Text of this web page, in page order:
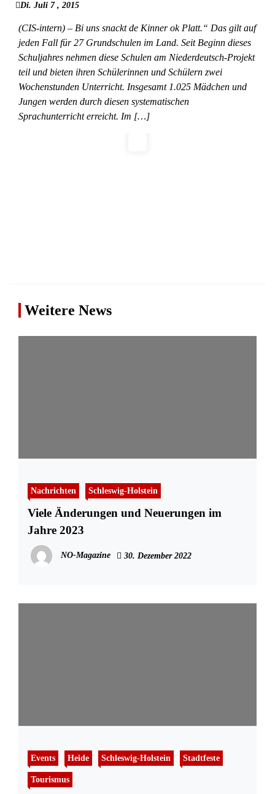
Di. Juli 7 , 2015
(CIS-intern) – Bi uns snackt de Kinner ok Platt.“ Das gilt auf
jeden Fall für 27 Grundschulen im Land. Seit Beginn dieses
Schuljahres nehmen diese Schulen am Niederdeutsch-Projekt
teil und bieten ihren Schülerinnen und Schülern zwei
Wochenstunden Unterricht. Insgesamt 1.025 Mädchen und
Jungen werden durch diesen systematischen
Sprachunterricht erreicht. Im […]
Weitere News
Nachrichten Schleswig-Holstein
Viele Änderungen und Neuerungen im
Jahre 2023
NO-Magazine 30. Dezember 2022
Events Heide Schleswig-Holstein Stadtfeste
Tourismus